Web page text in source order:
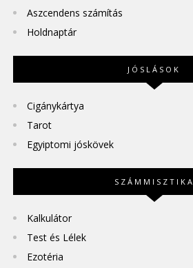
Aszcendens számítás
Holdnaptár
JÓSLÁSOK
Cigánykártya
Tarot
Egyiptomi jóskövek
SZÁMMISZTIKA
Kalkulátor
Test és Lélek
Ezotéria